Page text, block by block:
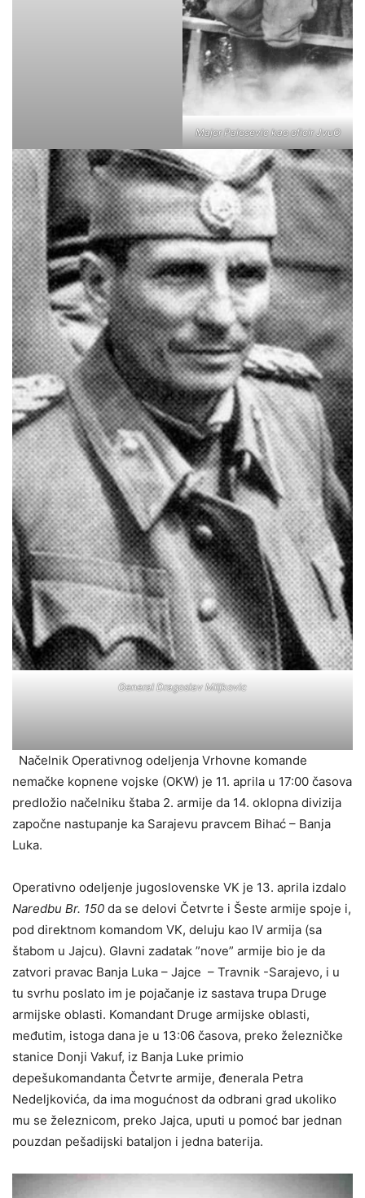
Major Palosevic kao oficir JvuO
General Dragoslav Miljkovic
Načelnik Operativnog odelјenja Vrhovne komande
nemačke kopnene vojske (OKW) je 11. aprila u 17:00 časova
predložio načelniku štaba 2. armije da 14. oklopna divizija
započne nastupanje ka Sarajevu pravcem Bihać – Banja
Luka.
Operativno odelјenje jugoslovenske VK je 13. aprila izdalo
Naredbu Br. 150 da se delovi Četvrte i Šeste armije spoje i,
pod direktnom komandom VK, deluju kao IV armija (sa
štabom u Jajcu). Glavni zadatak ”nove” armije bio je da
zatvori pravac Banja Luka – Jajce – Travnik -Sarajevo, i u
tu svrhu poslato im je pojačanje iz sastava trupa Druge
armijske oblasti. Komandant Druge armijske oblasti,
međutim, istoga dana je u 13:06 časova, preko železničke
stanice Donji Vakuf, iz Banja Luke primio
depešukomandanta Četvrte armije, đenerala Petra
Nedelјkovića, da ima mogućnost da odbrani grad ukoliko
mu se železnicom, preko Jajca, uputi u pomoć bar jednan
pouzdan pešadijski batalјon i jedna baterija.